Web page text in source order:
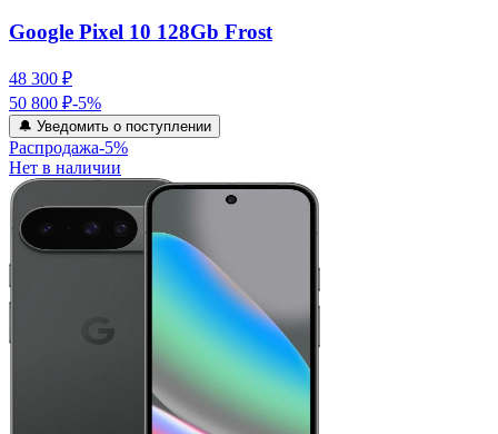
Google Pixel 10 128Gb Frost
48 300 ₽
50 800 ₽-5%
🔔 Уведомить о поступлении
Распродажа-5%
Нет в наличии